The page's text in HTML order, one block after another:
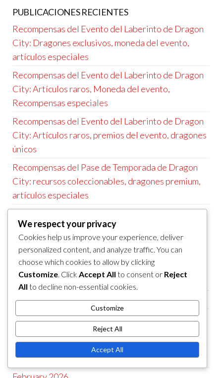
PUBLICACIONES RECIENTES
Recompensas del Evento del Laberinto de Dragon
City: Dragones exclusivos, moneda del evento,
artículos especiales
Recompensas del Evento del Laberinto de Dragon
City: Artículos raros, Moneda del evento,
Recompensas especiales
Recompensas del Evento del Laberinto de Dragon
City: Artículos raros, premios del evento, dragones
únicos
Recompensas del Pase de Temporada de Dragon
City: recursos coleccionables, dragones premium,
artículos especiales
Recompensas del Evento de Laberinto de Dragon
City: Moneda del evento, Recompensas exclusivas,
Dragones coleccionables
CATEGORÍAS
Beneficios del Pase de Temporada en Dragon City
Premios del Evento Laberinto en Dragon City
Regalos Diarios en Dragon City
ARCHIVO
March 2026
We respect your privacy
Cookies help us improve your experience, deliver
personalized content, and analyze traffic. You can
choose which cookies to allow by clicking
Customize. Click Accept All to consent or Reject
All to decline non-essential cookies.
Customize
Reject All
Accept All